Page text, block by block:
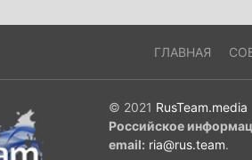
ГЛАВНАЯ
© 2021 RusTeam.media
Российское
email: ria@rus.team.